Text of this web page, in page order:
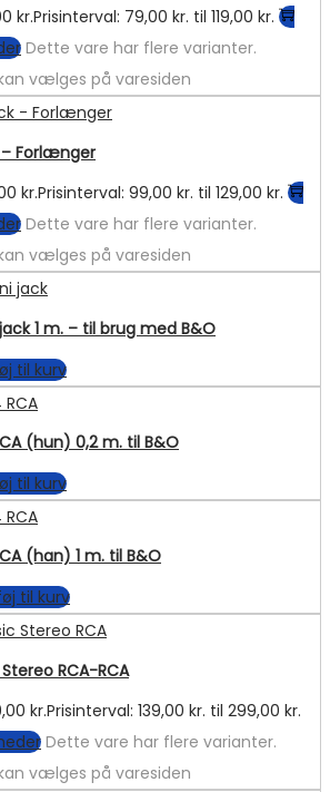
kr.Prisinterval: 79,00 kr. til 119,00 kr.
Dette vare har flere varianter.
vælges på varesiden
– Forlænger
kr.Prisinterval: 99,00 kr. til 129,00 kr.
Dette vare har flere varianter.
vælges på varesiden
1 m. – til brug med B&O
til kurv
(hun) 0,2 m. til B&O
til kurv
(han) 1 m. til B&O
til kurv
RCA-RCA
kr.Prisinterval: 139,00 kr. til 299,00 kr.
Dette vare har flere varianter.
vælges på varesiden